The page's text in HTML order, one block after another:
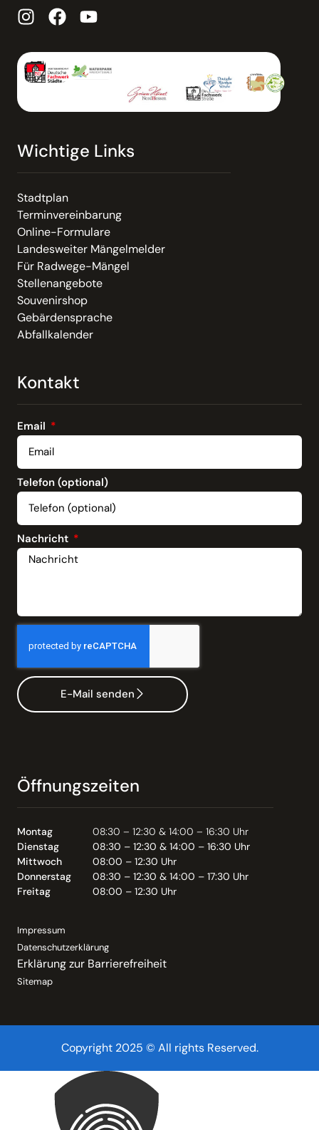
Wichtige Links
Stadtplan
Terminvereinbarung
Online-Formulare
Landesweiter Mängelmelder
Für Radwege-Mängel
Stellenangebote
Souvenirshop
Gebärdensprache
Abfallkalender
Kontakt
Email
Telefon (optional)
Nachricht
E-Mail senden
Öffnungszeiten
Montag
08:30 – 12:30 & 14:00 – 16:30 Uhr
Dienstag
08:30 – 12:30 & 14:00 – 16:30 Uhr
Mittwoch
08:00 – 12:30 Uhr
Donnerstag
08:30 – 12:30 & 14:00 – 17:30 Uhr
Freitag
08:00 – 12:30 Uhr
Impressum
Datenschutzerklärung
Erklärung zur Barrierefreiheit
Sitemap
Copyright 2025 © All rights Reserved.